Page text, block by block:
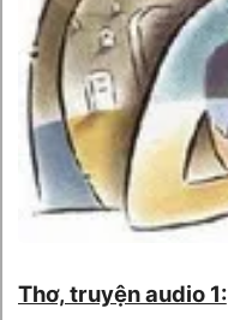
Thơ, truyện audio 1: